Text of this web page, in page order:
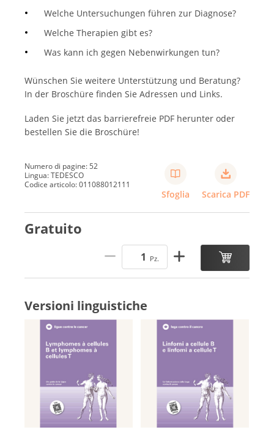
Welche Untersuchungen führen zur Diagnose?
Welche Therapien gibt es?
Was kann ich gegen Nebenwirkungen tun?
Wünschen Sie weitere Unterstützung und Beratung?
In der Broschüre finden Sie Adressen und Links.
Laden Sie jetzt das barrierefreie PDF herunter oder
bestellen Sie die Broschüre!
Numero di pagine: 52
Lingua: TEDESCO
Codice articolo: 011088012111
Sfoglia Scarica PDF
Gratuito
Pz.
Versioni linguistiche